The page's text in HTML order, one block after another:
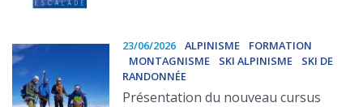
23/06/2026 ALPINISME
FORMATION
MONTAGNISME
SKI ALPINISME
SKI DE
RANDONNÉE
Présentation du nouveau cursus